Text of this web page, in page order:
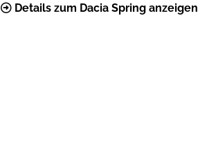
Details zum Dacia Spring anzeigen